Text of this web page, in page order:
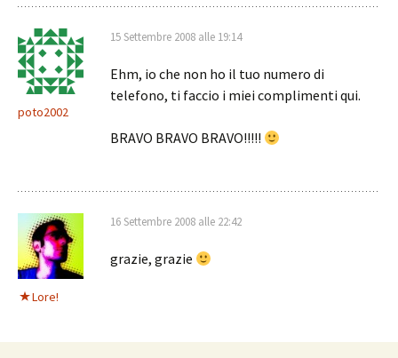
poto2002
15 Settembre 2008 alle 19:14
Ehm, io che non ho il tuo numero di
telefono, ti faccio i miei complimenti qui.
BRAVO BRAVO BRAVO!!!!!
Lore!
16 Settembre 2008 alle 22:42
grazie, grazie